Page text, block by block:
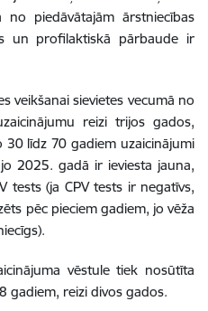
piedāvātajām ārstniecības
un profilaktiskā pārbaude ir
veikšanai sievietes vecumā no
reizi trijos gados,
līdz 70 gadiem uzaicinājumi
2025. gadā ir ieviesta jauna,
tests (ja CPV tests ir negatīvs,
pēc pieciem gadiem, jo vēža
vēstule tiek nosūtīta
gadiem, reizi divos gados.